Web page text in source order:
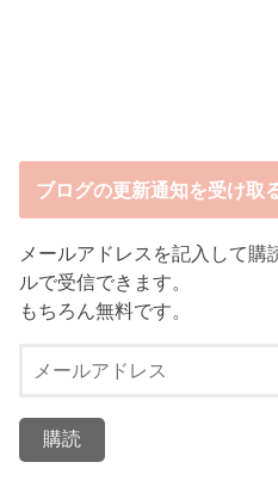
ブログの更新通知を受け取
メールアドレスを記入して購
ルで受信できます。
もちろん無料です。
ル